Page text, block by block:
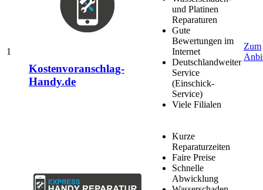
1
Kostenvoranschlag-
Handy.de
und Platinen
Reparaturen
Gute
Bewertungen im
Internet
Deutschlandweiter
Service
(Einschick-
Service)
Viele Filialen
Zum
Kurze
Reparaturzeiten
Faire Preise
Schnelle
Abwicklung